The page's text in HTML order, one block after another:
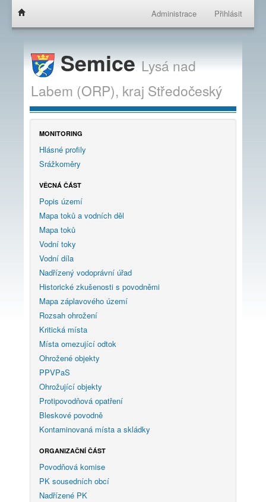
Administrace Přihlásit
SemiceLysá nad
Labem (ORP), kraj Středočeský
MONITORING
Hlásné profily
Srážkoměry
VĚCNÁ ČÁST
Popis území
Mapa toků a vodních děl
Mapa toků
Vodní toky
Vodní díla
Nadřízený vodoprávní úřad
Historické zkušenosti s povodněmi
Mapa záplavového území
Rozsah ohrožení
Kritická místa
Místa omezující odtok
Ohrožené objekty
PPVPaS
Ohrožující objekty
Protipovodňová opatření
Bleskové povodně
Kontaminovaná místa a skládky
ORGANIZAČNÍ ČÁST
Povodňová komise
PK sousedních obcí
Nadřízené PK